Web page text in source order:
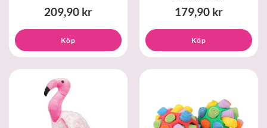
209,90 kr
Köp
179,90 kr
Köp